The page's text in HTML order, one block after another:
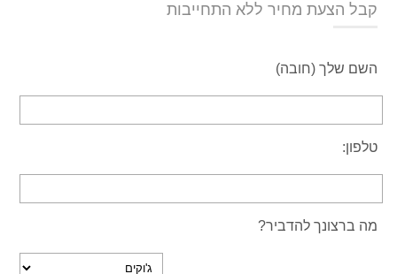
קבל הצעת מחיר ללא התחייבות
השם שלך (חובה)
טלפון:
מה ברצונך להדביר?